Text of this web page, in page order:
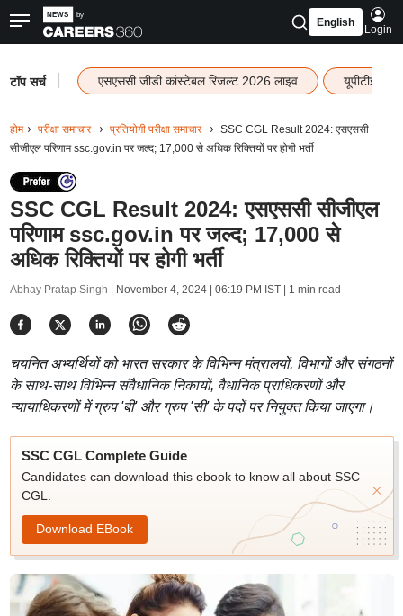
English
Login
टॉप सर्च एसएससी जीडी कांस्टेबल रिजल्ट 2026 लाइव यूपीटीईटी
होम परीक्षा समाचार प्रतियोगी परीक्षा समाचार
SSC CGL Result 2024: एसएससी
सीजीएल परिणाम ssc.gov.in पर जल्द; 17,000 से अधिक रिक्तियों पर होगी भर्ती
SSC CGL Result 2024: एसएससी सीजीएल
परिणाम ssc.gov.in पर जल्द; 17,000 से
अधिक रिक्तियों पर होगी भर्ती
Abhay Pratap Singh | November 4, 2024 | 06:19 PM IST| 1 min read
चयनित अभ्यर्थियों को भारत सरकार के विभिन्न मंत्रालयों, विभागों और संगठनों
के साथ-साथ विभिन्न संवैधानिक निकायों, वैधानिक प्राधिकरणों और
न्यायाधिकरणों में ग्रुप 'बी' और ग्रुप 'सी' के पदों पर नियुक्त किया जाएगा।
SSC CGL Complete Guide
Candidates can download this ebook to know all about SSC
CGL.
Download EBook